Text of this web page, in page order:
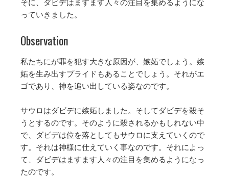
っていきました。
Observation
私たちにが罪を犯す大きな原因が、嫉妬でしょう。嫉
妬を生み出すプライドもあることでしょう。それがエ
ゴであり、神を追い出している姿なのです。
サウロはダビデに嫉妬しました。そしてダビデを殺そ
うとするのです。そのように殺されるかもしれない中
で、ダビデは位を落としてもサウロに支えていくので
す。それは神様に仕えていく事なのです。それによっ
て、ダビデはますます人々の注目を集めるようになっ
たのです。